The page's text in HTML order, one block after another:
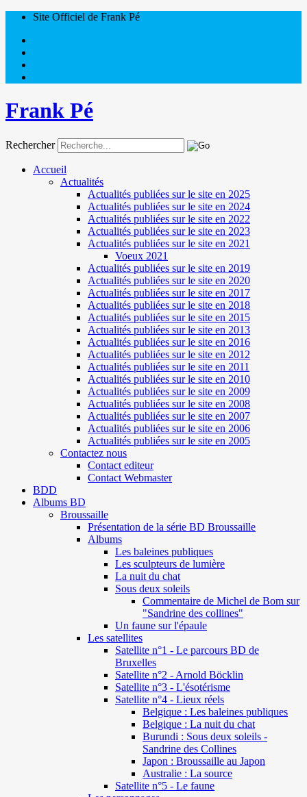
Site Officiel de Frank Pé
Frank Pé
Rechercher
Accueil
Actualités
Actualités publiées sur le site en 2025
Actualités publiées sur le site en 2024
Actualités publiées sur le site en 2022
Actualités publiées sur le site en 2023
Actualités publiées sur le site en 2021
Voeux 2021
Actualités publiées sur le site en 2019
Actualités publiées sur le site en 2020
Actualités publiées sur le site en 2017
Actualités publiées sur le site en 2018
Actualités publiées sur le site en 2015
Actualités publiées sur le site en 2013
Actualités publiées sur le site en 2016
Actualités publiées sur le site en 2012
Actualités publiées sur le site en 2011
Actualités publiées sur le site en 2010
Actualités publiées sur le site en 2009
Actualités publiées sur le site en 2008
Actualités publiées sur le site en 2007
Actualités publiées sur le site en 2006
Actualités publiées sur le site en 2005
Contactez nous
Contact editeur
Contact Webmaster
BDD
Albums BD
Broussaille
Présentation de la série BD Broussaille
Albums
Les baleines publiques
Les sculpteurs de lumière
La nuit du chat
Sous deux soleils
Commentaire de Michel de Bom sur
"Sandrine des collines"
Un faune sur l'épaule
Les satellites
Satellite n°1 - Le parcours BD de
Bruxelles
Satellite n°2 - Arnold Böcklin
Satellite n°3 - L'ésotérisme
Satellite n°4 - Lieux réels
Belgique : Les baleines publiques
Belgique : La nuit du chat
Burundi : Sous deux soleils -
Sandrine des Collines
Japon : Broussaille au Japon
Australie : La source
Satellite n°5 - Le faune